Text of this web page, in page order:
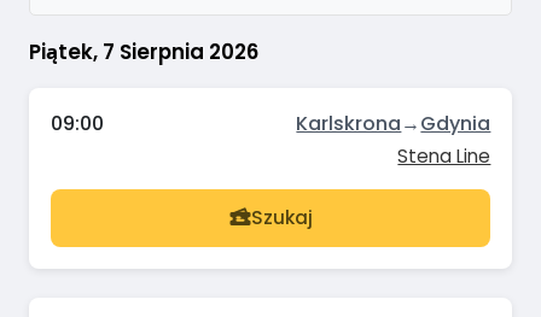
Piątek, 7 Sierpnia 2026
09:00 Karlskrona→Gdynia
Stena Line
Szukaj